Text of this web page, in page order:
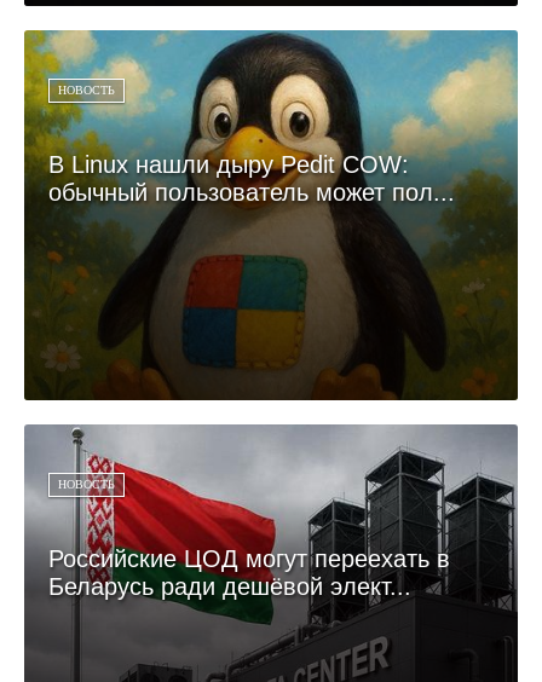
НОВОСТЬ
В Linux нашли дыру Pedit COW:
обычный пользователь может пол...
НОВОСТЬ
Российские ЦОД могут переехать в
Беларусь ради дешёвой элект...